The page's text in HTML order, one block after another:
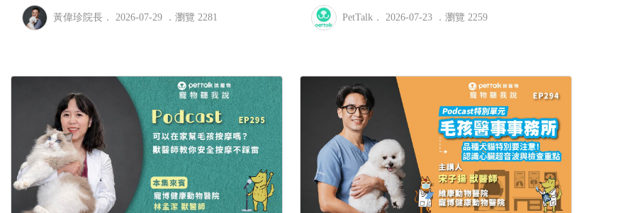
超音波找答案｜專業獸醫—黃偉珍
黃偉珍院長 ． 2026-07-29 ． 瀏覽 2281
萌-Bryan
PetTalk ． 2026-07-23 ． 瀏覽 2259